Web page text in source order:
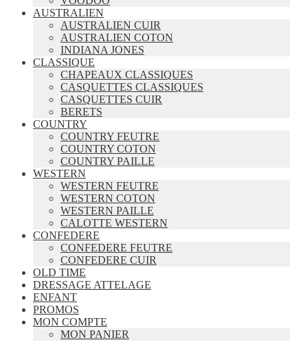
AUSTRALIEN
AUSTRALIEN CUIR
AUSTRALIEN COTON
INDIANA JONES
CLASSIQUE
CHAPEAUX CLASSIQUES
CASQUETTES CLASSIQUES
CASQUETTES CUIR
BERETS
COUNTRY
COUNTRY FEUTRE
COUNTRY COTON
COUNTRY PAILLE
WESTERN
WESTERN FEUTRE
WESTERN COTON
WESTERN PAILLE
CALOTTE WESTERN
CONFEDERE
CONFEDERE FEUTRE
CONFEDERE CUIR
OLD TIME
DRESSAGE ATTELAGE
ENFANT
PROMOS
MON COMPTE
MON PANIER